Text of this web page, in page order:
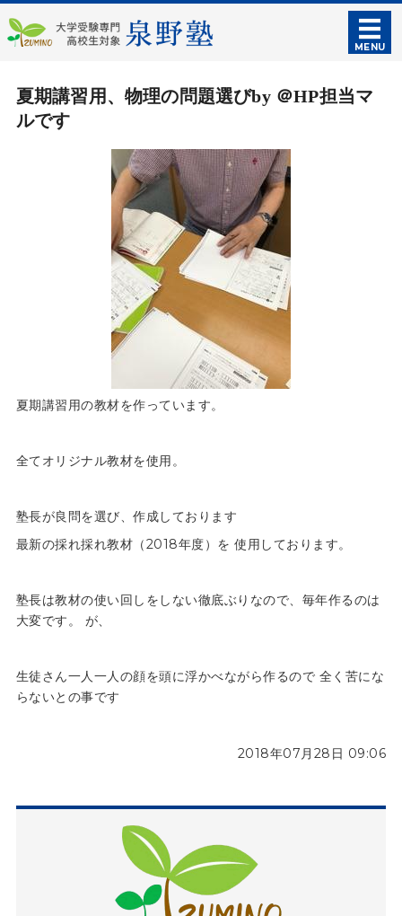
泉野塾｜大学受
MENU
授業・料金案内
夏期講習用、物理の問題選びby ＠HP担当マ
ルです
夏期講習用の教材を作っています。
全てオリジナル教材を使用。
塾長が良問を選び、作成しております
最新の採れ採れ教材（2018年度）を 使用しております。
塾長は教材の使い回しをしない徹底ぶりなので、毎年作るのは
大変です。 が、
生徒さん一人一人の顔を頭に浮かべながら作るので 全く苦にな
らないとの事です
2018年07月28日 09:06